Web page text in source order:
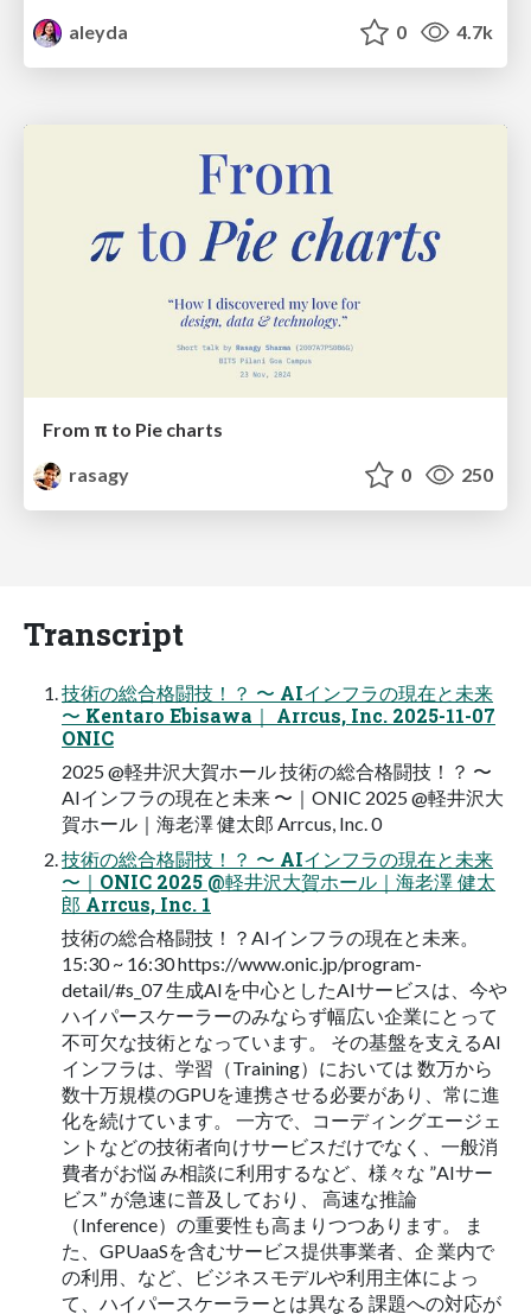
aleyda
0 4.7k
From π to Pie charts
rasagy
0 250
Transcript
技術の総合格闘技！？ 〜 AIインフラの現在と未来
〜 Kentaro Ebisawa｜ Arrcus, Inc. 2025-11-07
ONIC
2025 @軽井沢大賀ホール 技術の総合格闘技！？ 〜
AIインフラの現在と未来 〜｜ONIC 2025 @軽井沢大
賀ホール｜海老澤 健太郎 Arrcus, Inc. 0
技術の総合格闘技！？ 〜 AIインフラの現在と未来
〜｜ONIC 2025 @軽井沢大賀ホール｜海老澤 健太
郎 Arrcus, Inc. 1
技術の総合格闘技！？AIインフラの現在と未来。
15:30 ~ 16:30 https://www.onic.jp/program-
detail/#s_07 生成AIを中心としたAIサービスは、今や
ハイパースケーラーのみならず幅広い企業にとって
不可欠な技術となっています。 その基盤を支えるAI
インフラは、学習（Training）においては 数万から
数十万規模のGPUを連携させる必要があり、常に進
化を続けています。 一方で、コーディングエージェ
ントなどの技術者向けサービスだけでなく、一般消
費者がお悩 み相談に利用するなど、様々な ”AIサー
ビス” が急速に普及しており、 高速な推論
（Inference）の重要性も高まりつつあります。 ま
た、GPUaaSを含むサービス提供事業者、企 業内で
の利用、など、ビジネスモデルや利用主体によっ
て、ハイパースケーラーとは異なる 課題への対応が